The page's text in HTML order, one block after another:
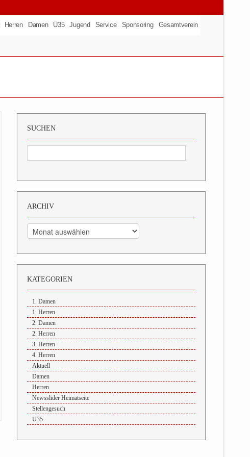
Herren Damen Ü35 Jugend Service Sponsoring Gesamtverein
SUCHEN
ARCHIV
Archiv
KATEGORIEN
1. Damen
1. Herren
2. Damen
2. Herren
3. Herren
4. Herren
Aktuell
Damen
Herren
Newsslider Heimatseite
Stellengesuch
Ü35